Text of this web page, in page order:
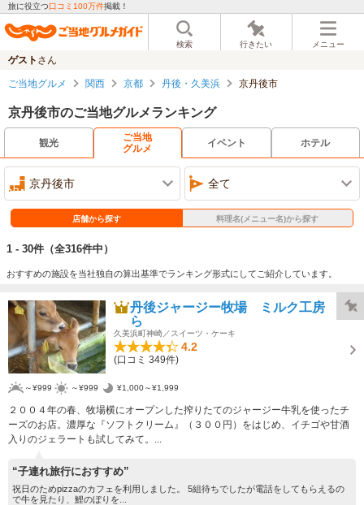
旅に役立つ口コミ100万件掲載！
検索 行きたい メニュー
ゲスト さん
ご当地グルメ 関西 京都 丹後・久美浜 京丹後市
京丹後市のご当地グルメランキング
観光
ご当地
グルメ
イベント ホテル
京丹後市 全て
店舗から探す 料理名(メニュー名)から探す
1 - 30件 （全316件中）
おすすめの施設を当社独自の算出基準でランキング形式にしてご紹介しています。
丹後ジャージー牧場 ミルク工房 そ
ら
久美浜町神崎／スイーツ・ケーキ
4.2
(口コミ 349件)
～¥999 ～¥999 ¥1,000～¥1,999
２００４年の春、牧場横にオープンした搾りたてのジャージー牛乳を使ったチ
ーズのお店。濃厚な『ソフトクリーム』（３００円）をはじめ、イチゴや甘酒
入りのジェラートも試してみて。...
“子連れ旅行におすすめ”
祝日のためpizzaのカフェを利用しました。 5組待ちでしたが電話をしてもらえるの
で牛を見たり、鯉のぼりを...